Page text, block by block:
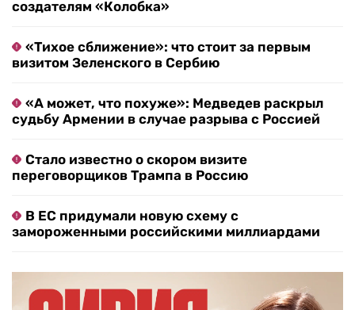
создателям «Колобка»
«Тихое сближение»: что стоит за первым
визитом Зеленского в Сербию
«А может, что похуже»: Медведев раскрыл
судьбу Армении в случае разрыва с Россией
Стало известно о скором визите
переговорщиков Трампа в Россию
В ЕС придумали новую схему с
замороженными российскими миллиардами